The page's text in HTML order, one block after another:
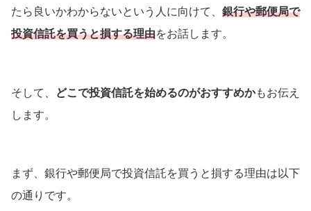
たら良いかわからないという人に向けて、 銀行や郵便局で
投資信託を買うと損する理由をお話します。
そして、 どこで投資信託を始めるのがおすすめかもお伝え
します。
まず、銀行や郵便局で投資信託を買うと損する理由は以下
の通りです。